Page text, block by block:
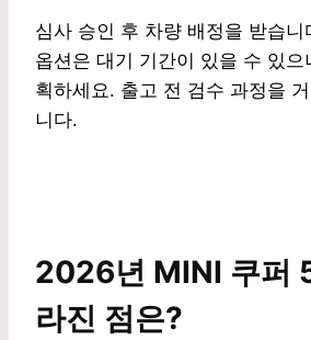
심사 승인 후 차량 배정을 받습
옵션은 대기 기간이 있을 수 있으
획하세요. 출고 전 검수 과정을
니다.
2026년 MINI 쿠퍼
라진 점은?